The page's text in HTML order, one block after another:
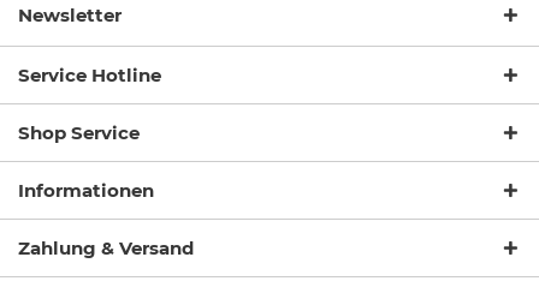
Newsletter
Service Hotline
Shop Service
Informationen
Zahlung & Versand